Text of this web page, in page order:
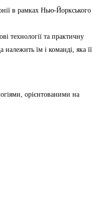
в рамках Нью-Йоркського
технології та практичну
їм і команді, яка її
орієнтованими на